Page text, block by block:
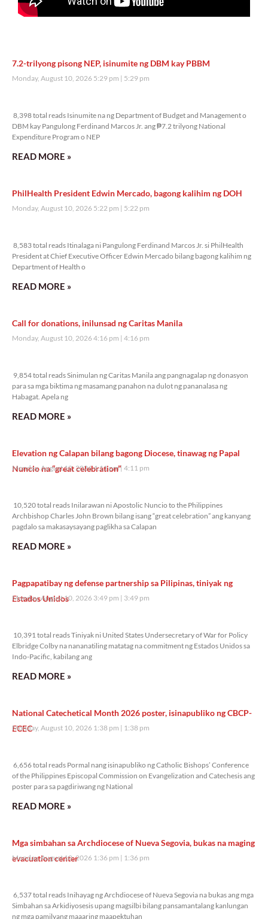
7.2-trilyong pisong NEP, isinumite ng DBM kay PBBM
Monday, August 10, 2026 5:29 pm 5:29 pm
8,398 total reads Isinumite na ng Department of Budget and Management o
DBM kay Pangulong Ferdinand Marcos Jr. ang ₱7.2 trilyong National
Expenditure Program o NEP
READ MORE »
PhilHealth President Edwin Mercado, bagong kalihim ng DOH
Monday, August 10, 2026 5:22 pm 5:22 pm
8,583 total reads Itinalaga ni Pangulong Ferdinand Marcos Jr. si PhilHealth
President at Chief Executive Officer Edwin Mercado bilang bagong kalihim ng
Department of Health o
READ MORE »
Call for donations, inilunsad ng Caritas Manila
Monday, August 10, 2026 4:16 pm 4:16 pm
9,854 total reads Sinimulan ng Caritas Manila ang pangnagalap ng donasyon
para sa mga biktima ng masamang panahon na dulot ng pananalasa ng
Habagat. Apela ng
READ MORE »
Elevation ng Calapan bilang bagong Diocese, tinawag ng Papal
Nuncio na “great celebration”
Monday, August 10, 2026 4:11 pm 4:11 pm
10,520 total reads Inilarawan ni Apostolic Nuncio to the Philippines
Archbishop Charles John Brown bilang isang “great celebration” ang kanyang
pagdalo sa makasaysayang paglikha sa Calapan
READ MORE »
Pagpapatibay ng defense partnership sa Pilipinas, tiniyak ng
Estados Unidos
Monday, August 10, 2026 3:49 pm 3:49 pm
10,391 total reads Tiniyak ni United States Undersecretary of War for Policy
Elbridge Colby na nananatiling matatag na commitment ng Estados Unidos sa
Indo-Pacific, kabilang ang
READ MORE »
National Catechetical Month 2026 poster, isinapubliko ng CBCP-
ECEC
Monday, August 10, 2026 1:38 pm 1:38 pm
6,656 total reads Pormal nang isinapubliko ng Catholic Bishops’ Conference
of the Philippines Episcopal Commission on Evangelization and Catechesis ang
poster para sa pagdiriwang ng National
READ MORE »
Mga simbahan sa Archdiocese of Nueva Segovia, bukas na maging
evacuation center
Monday, August 10, 2026 1:36 pm 1:36 pm
6,537 total reads Inihayag ng Archdiocese of Nueva Segovia na bukas ang mga
Simbahan sa Arkidiyosesis upang magsilbi bilang pansamantalang kanlungan
ng mga pamilyang maaaring maapektuhan